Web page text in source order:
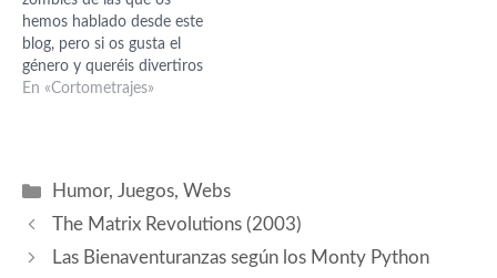
Cannon DURACIÓN: 94´
GÉNERO: Gore
NACIONALIDAD: USA La
mujer del poster no es
otra…
hemos hablado desde este
blog, pero si os gusta el
género y queréis divertiros
con algo diferente, os
ataque zombie,…
En «Cortometrajes»
Categorías
Humor,Juegos,Webs
The Matrix Revolutions (2003)
Las Bienaventuranzas según los Monty Python